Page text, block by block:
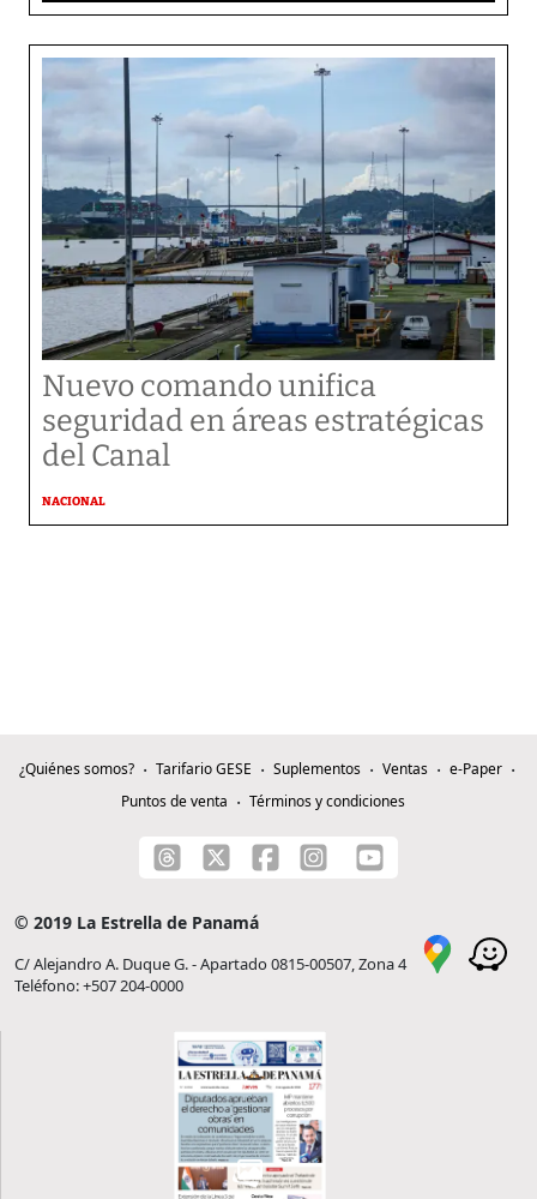
Nuevo comando unifica
seguridad en áreas estratégicas
del Canal
NACIONAL
¿Quiénes somos? Tarifario GESE Suplementos Ventas
e-Paper
Puntos de venta
Términos y condiciones
© 2019 La Estrella de Panamá
C/ Alejandro A. Duque G. - Apartado 0815-00507, Zona 4
Teléfono: +507 204-0000